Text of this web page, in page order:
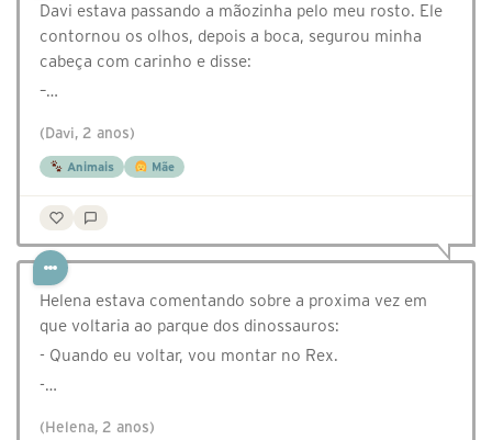
Davi estava passando a mãozinha pelo meu rosto. Ele
contornou os olhos, depois a boca, segurou minha
cabeça com carinho e disse:
–…
(Davi, 2 anos)
Animais Mãe
Helena estava comentando sobre a proxima vez em
que voltaria ao parque dos dinossauros:
- Quando eu voltar, vou montar no Rex.
-…
(Helena, 2 anos)